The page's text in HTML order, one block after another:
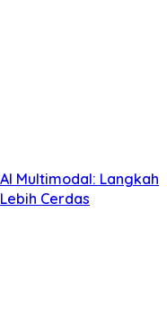
Multimodal: Langkah
Cerdas